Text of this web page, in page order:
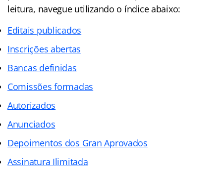
leitura, navegue utilizando o índice abaixo:
Editais publicados
Inscrições abertas
Bancas definidas
Comissões formadas
Autorizados
Anunciados
Depoimentos dos Gran Aprovados
Assinatura Ilimitada